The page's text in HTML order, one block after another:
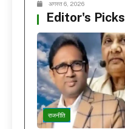
अगस्त 6, 2026
Editor's Picks
राजनीति